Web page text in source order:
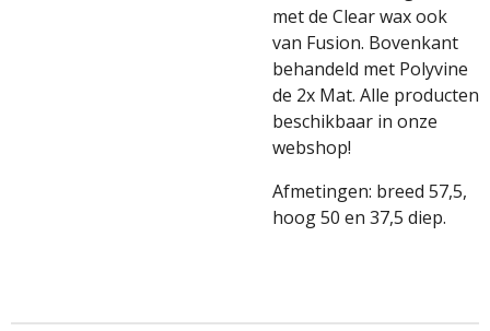
met de Clear wax ook
van Fusion. Bovenkant
behandeld met Polyvine
de 2x Mat. Alle producten
beschikbaar in onze
webshop!
Afmetingen: breed 57,5,
hoog 50 en 37,5 diep.